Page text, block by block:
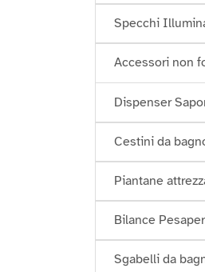
Specchi
Accessori non
Dispenser
Cestini da
Piantane
Bilance
Sgabelli da